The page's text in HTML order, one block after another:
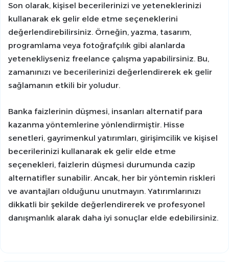
Son olarak, kişisel becerilerinizi ve yeteneklerinizi
kullanarak ek gelir elde etme seçeneklerini
değerlendirebilirsiniz. Örneğin, yazma, tasarım,
programlama veya fotoğrafçılık gibi alanlarda
yetenekliyseniz freelance çalışma yapabilirsiniz. Bu,
zamanınızı ve becerilerinizi değerlendirerek ek gelir
sağlamanın etkili bir yoludur.
Banka faizlerinin düşmesi, insanları alternatif para
kazanma yöntemlerine yönlendirmiştir. Hisse
senetleri, gayrimenkul yatırımları, girişimcilik ve kişisel
becerilerinizi kullanarak ek gelir elde etme
seçenekleri, faizlerin düşmesi durumunda cazip
alternatifler sunabilir. Ancak, her bir yöntemin riskleri
ve avantajları olduğunu unutmayın. Yatırımlarınızı
dikkatli bir şekilde değerlendirerek ve profesyonel
danışmanlık alarak daha iyi sonuçlar elde edebilirsiniz.